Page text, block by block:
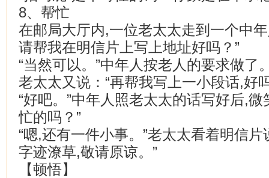
8、帮忙
在邮局大厅内,一位老太太走到一个中
请帮我在明信片上写上地址好吗？”
“当然可以。”中年人按老人的要求做了
老太太又说：“再帮我写上一小段话,好
“好吧。”中年人照老太太的话写好后,
忙的吗？”
“嗯,还有一件小事。”老太太看着明信
字迹潦草,敬请原谅。”
【顿悟】